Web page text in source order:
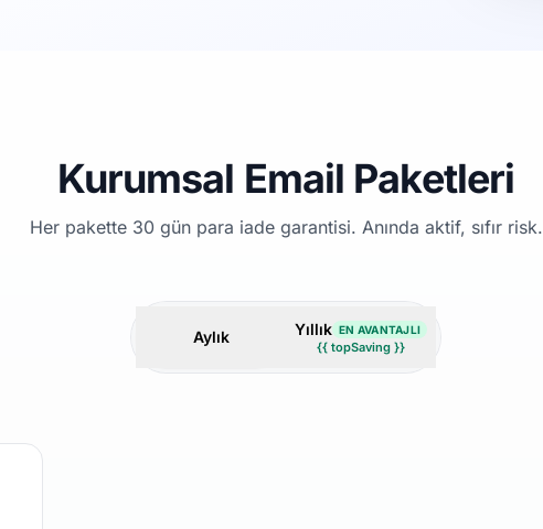
Kurumsal Email Paketleri
Her pakette 30 gün para iade garantisi. Anında aktif, sıfır risk.
Aylık Yıllık EN AVANTAJLI
{{ topSaving }}